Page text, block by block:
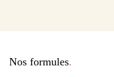
Nos formules.